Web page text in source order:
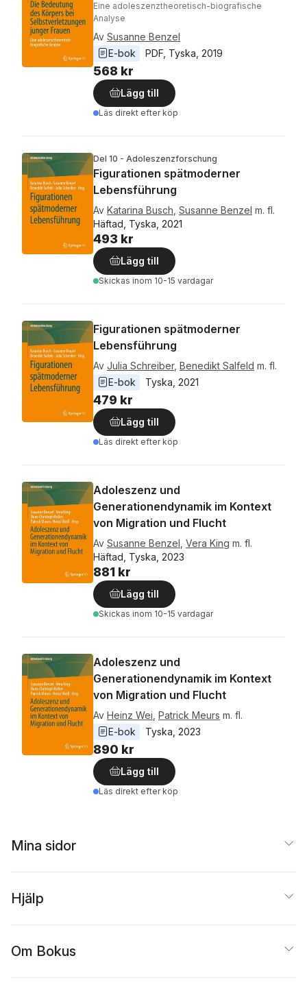
Eine adoleszenztheoretisch-biografische
Analyse
Av Susanne Benzel
E-bok
PDF Tyska 2019
568 kr
Lägg till
Läs direkt efter köp
Del 10 - Adoleszenzforschung
Figurationen spätmoderner
Lebensführung
Av Katarina Busch Susanne Benzel m. fl.
Häftad, Tyska, 2021
493 kr
Lägg till
Skickas inom 10-15 vardagar
Figurationen spätmoderner
Lebensführung
Av Julia Schreiber, Benedikt Salfeld m. fl.
E-bok
Tyska 2021
479 kr
Lägg till
Läs direkt efter köp
Adoleszenz und
Generationendynamik im Kontext
von Migration und Flucht
Av Susanne Benzel Vera King m. fl.
Häftad, Tyska, 2023
881 kr
Lägg till
Skickas inom 10-15 vardagar
Adoleszenz und
Generationendynamik im Kontext
von Migration und Flucht
Av Heinz Wei Patrick Meurs m. fl.
E-bok
Tyska 2023
890 kr
Lägg till
Läs direkt efter köp
Mina sidor
Hjälp
Om Bokus